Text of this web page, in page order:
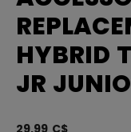
HYBRID
JR